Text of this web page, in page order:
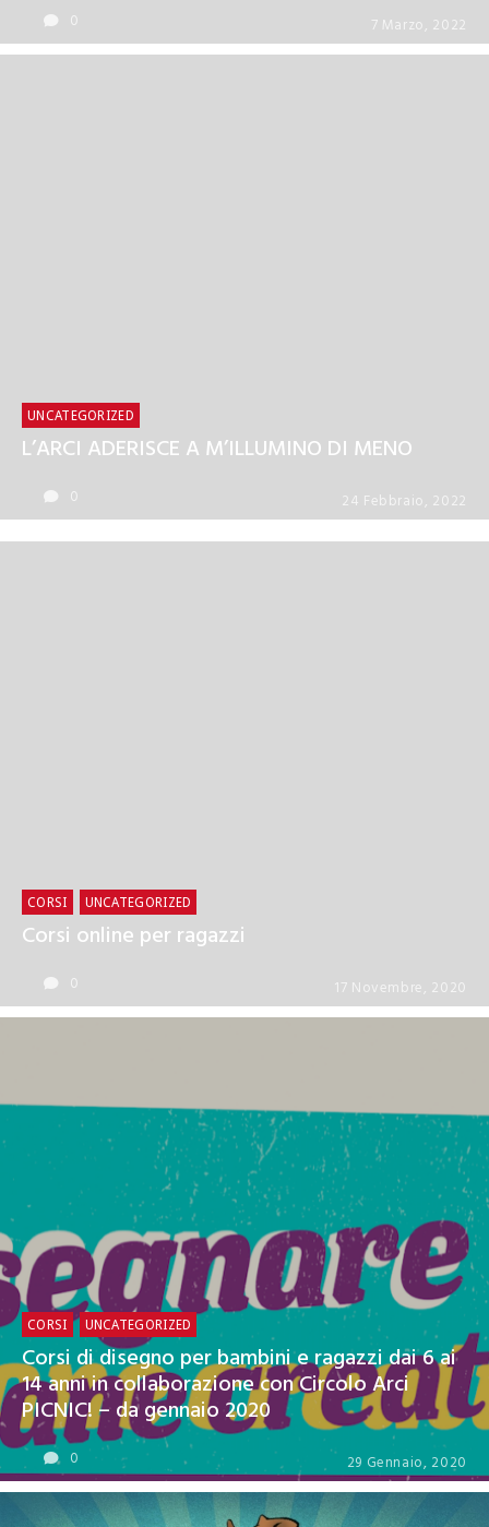
0 7 Marzo, 2022
UNCATEGORIZED
L’ARCI ADERISCE A M’ILLUMINO DI MENO
0 24 Febbraio, 2022
Corsi brevi online di lingue
7 Settembre, 2021
CORSI UNCATEGORIZED
Corsi online per ragazzi
0 17 Novembre, 2020
CORSI UNCATEGORIZED
Corsi di disegno per bambini e ragazzi dai 6 ai
14 anni in collaborazione con Circolo Arci
PICNIC! – da gennaio 2020
0 29 Gennaio, 2020